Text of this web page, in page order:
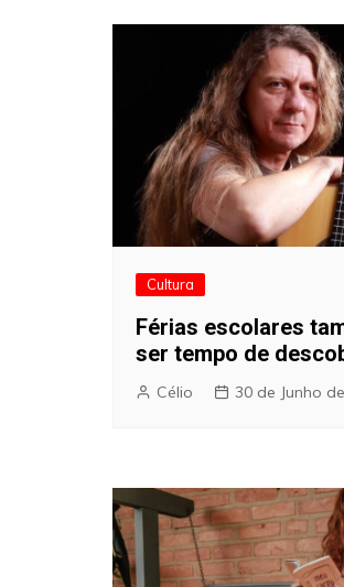
Cultura
Férias escolares
ser tempo de
Célio 30 de Junho